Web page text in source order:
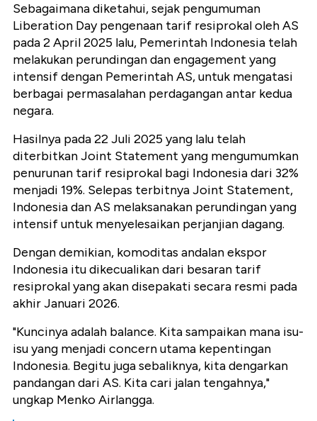
Sebagaimana diketahui, sejak pengumuman
Liberation Day pengenaan tarif resiprokal oleh AS
pada 2 April 2025 lalu, Pemerintah Indonesia telah
melakukan perundingan dan engagement yang
intensif dengan Pemerintah AS, untuk mengatasi
berbagai permasalahan perdagangan antar kedua
negara.
Hasilnya pada 22 Juli 2025 yang lalu telah
diterbitkan Joint Statement yang mengumumkan
penurunan tarif resiprokal bagi Indonesia dari 32%
menjadi 19%. Selepas terbitnya Joint Statement,
Indonesia dan AS melaksanakan perundingan yang
intensif untuk menyelesaikan perjanjian dagang.
Dengan demikian, komoditas andalan ekspor
Indonesia itu dikecualikan dari besaran tarif
resiprokal yang akan disepakati secara resmi pada
akhir Januari 2026.
"Kuncinya adalah balance. Kita sampaikan mana isu-
isu yang menjadi concern utama kepentingan
Indonesia. Begitu juga sebaliknya, kita dengarkan
pandangan dari AS. Kita cari jalan tengahnya,"
ungkap Menko Airlangga.